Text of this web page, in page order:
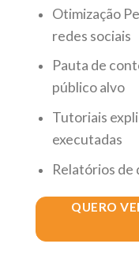
Otimização
redes sociais
Pauta de
público alvo
Tutoriais
executadas
Relatórios de
QUERO